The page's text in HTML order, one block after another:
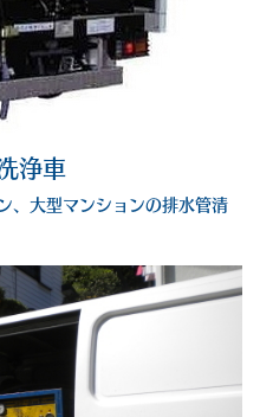
浄車
、大型マンションの排水管清